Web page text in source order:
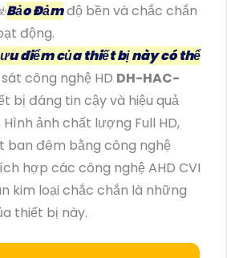
Bảo Đảmđộ bền và chắc chắn
động.
điểm của thiết bị này có thể
công nghệ HD DH-HAC-
bị đáng tin cậy và hiệu quả
ảnh chất lượng Full HD,
ban đêm bằng công nghệ
hợp các công nghệ AHD CVI
kim loại chắc chắn là những
thiết bị này.